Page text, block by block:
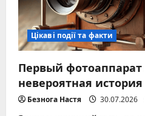
Цікаві події та факти
Первый
невероятная история
Безнога Настя 30.07.2026